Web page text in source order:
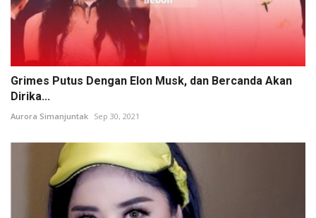
Grimes Putus Dengan Elon Musk, dan Bercanda Akan
Dirika...
Aurora Simanjuntak Sep 30, 2021